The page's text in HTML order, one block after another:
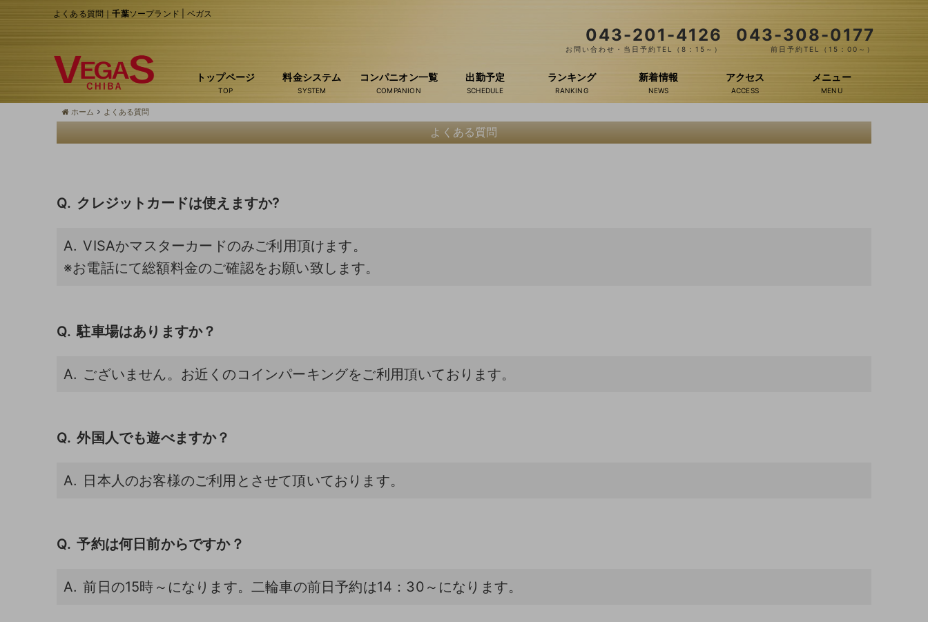
よくある質問｜千葉ソープランド | ベガス
043-201-4126
お問い合わせ・当日予約TEL（8：15～）
043-308-0177
前日予約TEL（15：00～）
トップページ 料金システム コンパニオン一覧 出勤予定 ランキング 新着情報 アクセス メニュー
ホーム よくある質問
よくある質問
クレジットカードは使えますか?
VISAかマスターカードのみご利用頂けます。
※お電話にて総額料金のご確認をお願い致します。
駐車場はありますか？
ございません。お近くのコインパーキングをご利用頂いております。
外国人でも遊べますか？
日本人のお客様のご利用とさせて頂いております。
予約は何日前からですか？
前日の15時～になります。二輪車の前日予約は14：30～になります。